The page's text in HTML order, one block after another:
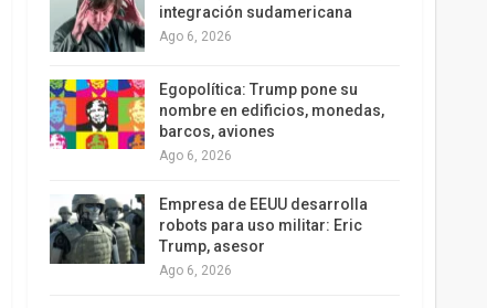
integración sudamericana
Ago 6, 2026
Egopolítica: Trump pone su
nombre en edificios, monedas,
barcos, aviones
Ago 6, 2026
Empresa de EEUU desarrolla
robots para uso militar: Eric
Trump, asesor
Ago 6, 2026